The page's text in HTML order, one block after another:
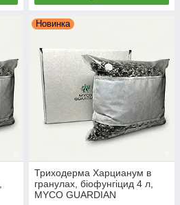
Новинка
Триходерма Харцианум в
гранулах, біофунгіцид 4 л,
MYCO GUARDIAN